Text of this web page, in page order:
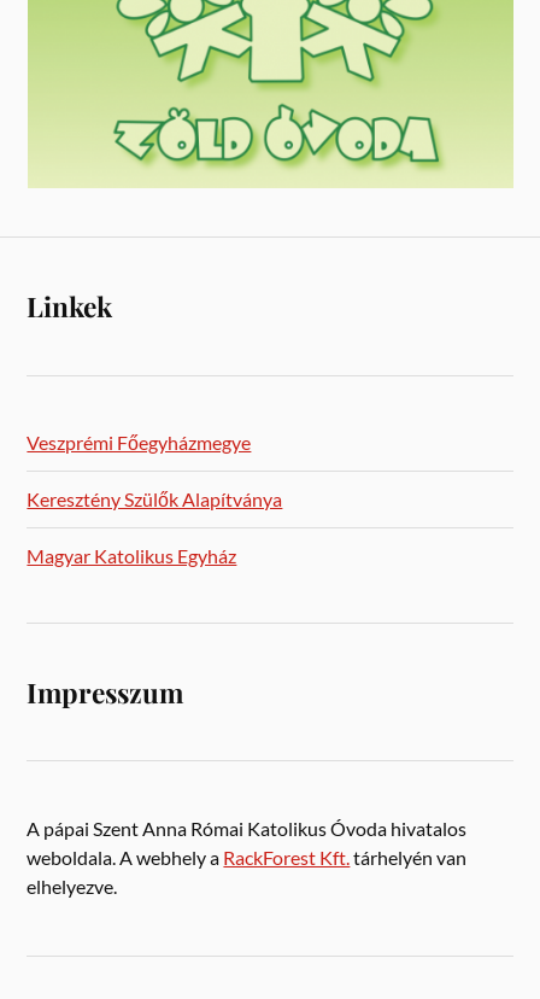
Linkek
Veszprémi Főegyházmegye
Keresztény Szülők Alapítványa
Magyar Katolikus Egyház
Impresszum
A pápai Szent Anna Római Katolikus Óvoda hivatalos
weboldala. A webhely a RackForest Kft.tárhelyén van
elhelyezve.